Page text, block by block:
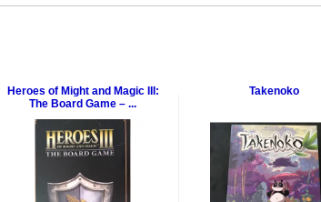
Heroes of Might and Magic III:
The Board Game – ...
Takenoko